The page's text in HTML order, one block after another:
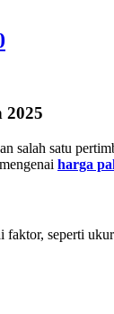
2025
salah satu
harga
faktor, seperti